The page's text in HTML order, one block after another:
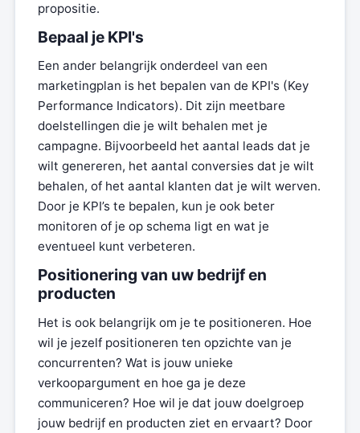
propositie.
Bepaal je KPI's
Een ander belangrijk onderdeel van een
marketingplan is het bepalen van de KPI's (Key
Performance Indicators). Dit zijn meetbare
doelstellingen die je wilt behalen met je
campagne. Bijvoorbeeld het aantal leads dat je
wilt genereren, het aantal conversies dat je wilt
behalen, of het aantal klanten dat je wilt werven.
Door je KPI’s te bepalen, kun je ook beter
monitoren of je op schema ligt en wat je
eventueel kunt verbeteren.
Positionering van uw bedrijf en
producten
Het is ook belangrijk om je te positioneren. Hoe
wil je jezelf positioneren ten opzichte van je
concurrenten? Wat is jouw unieke
verkoopargument en hoe ga je deze
communiceren? Hoe wil je dat jouw doelgroep
jouw bedrijf en producten ziet en ervaart? Door